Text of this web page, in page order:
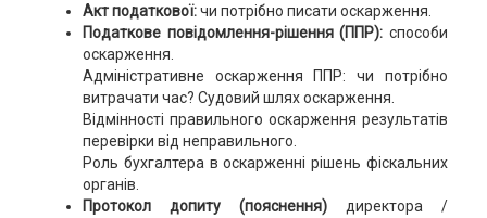
Акт податкової:чи потрібно писати оскарження.
Податкове повідомлення-рішення (ППР):способи
оскарження.
Адміністративне оскарження ППР: чи потрібно
витрачати час? Судовий шлях оскарження.
Відмінності правильного оскарження результатів
перевірки від неправильного.
Роль бухгалтера в оскарженні рішень фіскальних
органів.
Протокол допиту (пояснення)директора /